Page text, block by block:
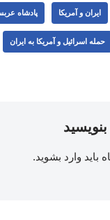
ایران و آمریکا پادشاه
حمله اسرائیل و آمریکا به ایران
باید وارد بشوید.